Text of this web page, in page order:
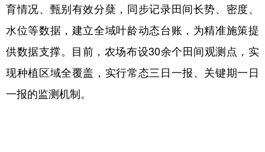
彩票 娱乐
亚太网 上市公司 投教基地
育情况、甄别有效分蘖，同步记录田间长势、密度、
水位等数据，建立全域叶龄动态台账，为精准施策提
供数据支撑。目前，农场布设30余个田间观测点，实
现种植区域全覆盖，实行常态三日一报、关键期一日
一报的监测机制。